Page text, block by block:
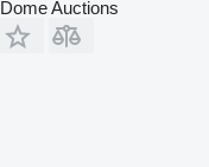
Dome Auctions